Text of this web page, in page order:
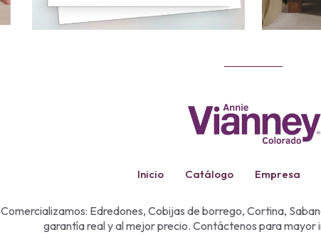
Inicio Catálogo Empresa
Comercializamos: Edredones, Cobijas de borrego, Cortina,
garantía real y al mejor precio. Contáctenos para mayor